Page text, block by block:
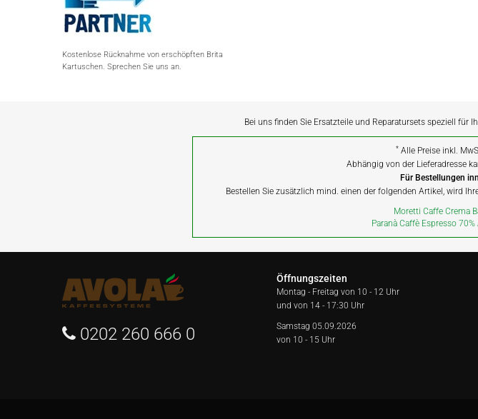
Kostenlose Rücknahme von erschöpften Brita
Kartuschen. Sprechen Sie uns an.
Bei uns finden Sie Ersatzteile und Reparatursets speziell für
* Alle Preise inkl.
Abhängig von der Lieferadresse
Für Bestellungen
Bestellen Sie zusätzlich mind. einen der folgenden Artikel, wird
Moretti Caffe Crema
Paranà Caffè Espresso
0202 260 666 0
Öffnungszeiten
Montag - Freitag von 10 - 12 Uhr
und von 14 - 17:30 Uhr
Samstag 05.09.2026
von 10 - 15 Uhr